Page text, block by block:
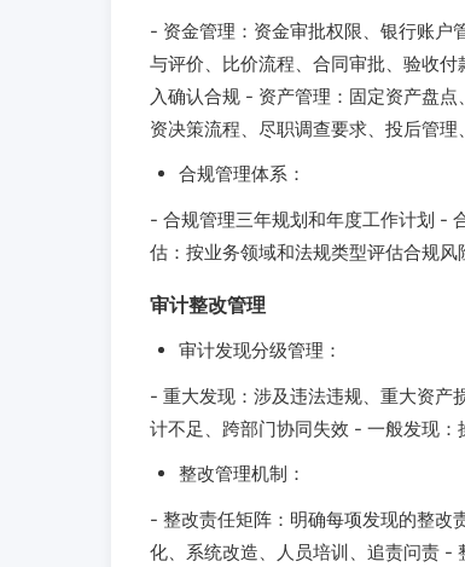
- 资金管理：资金审批权限、银行账户
与评价、比价流程、合同审批、验收
入确认合规 - 资产管理：固定资产盘
资决策流程、尽职调查要求、投后管理
合规管理体系：
- 合规管理三年规划和年度工作计划 -
估：按业务领域和法规类型评估合规
审计整改管理
审计发现分级管理：
- 重大发现：涉及违法违规、重大资产
计不足、跨部门协同失效 - 一般发现
整改管理机制：
- 整改责任矩阵：明确每项发现的整改
化、系统改造、人员培训、追责问责 -